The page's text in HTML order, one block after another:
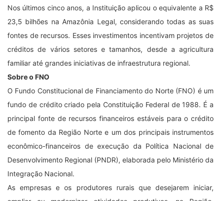
Nos últimos cinco anos, a Instituição aplicou o equivalente a R$
23,5 bilhões na Amazônia Legal, considerando todas as suas
fontes de recursos. Esses investimentos incentivam projetos de
créditos de vários setores e tamanhos, desde a agricultura
familiar até grandes iniciativas de infraestrutura regional.
Sobre o FNO
O Fundo Constitucional de Financiamento do Norte (FNO) é um
fundo de crédito criado pela Constituição Federal de 1988. É a
principal fonte de recursos financeiros estáveis para o crédito
de fomento da Região Norte e um dos principais instrumentos
econômico-financeiros de execução da Política Nacional de
Desenvolvimento Regional (PNDR), elaborada pelo Ministério da
Integração Nacional.
As empresas e os produtores rurais que desejarem iniciar,